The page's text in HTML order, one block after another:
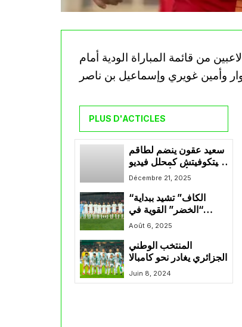
من قائمة المباراة الودية أمام
PLUS D'ACTICLES
سعيد عقون ينضم لطاقم
بيتكوفيتش كمحلل فيديو
في كأس أمم إفريقيا
Décembre 21, 2025
“الكاف” تشيد ببداية
“الخضر” القوية في
“الشان”
Août 6, 2025
المنتخب الوطني
الجزائري يغادر نحو كامبالا
Juin 8, 2024